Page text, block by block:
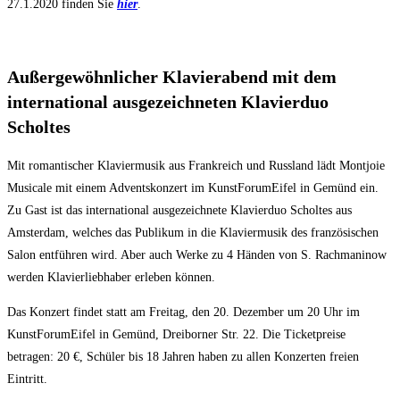
27.1.2020 finden Sie hier.
Außergewöhnlicher Klavierabend mit dem
international ausgezeichneten Klavierduo
Scholtes
Mit romantischer Klaviermusik aus Frankreich und Russland lädt Montjoie
Musicale mit einem Adventskonzert im KunstForumEifel in Gemünd ein.
Zu Gast ist das international ausgezeichnete Klavierduo Scholtes aus
Amsterdam, welches das Publikum in die Klaviermusik des französischen
Salon entführen wird. Aber auch Werke zu 4 Händen von S. Rachmaninow
werden Klavierliebhaber erleben können.
Das Konzert findet statt am Freitag, den 20. Dezember um 20 Uhr im
KunstForumEifel in Gemünd, Dreiborner Str. 22. Die Ticketpreise
betragen: 20 €, Schüler bis 18 Jahren haben zu allen Konzerten freien
Eintritt.